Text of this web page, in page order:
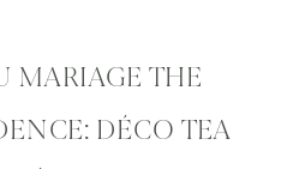
MARIAGE THE
DÉCO TEA